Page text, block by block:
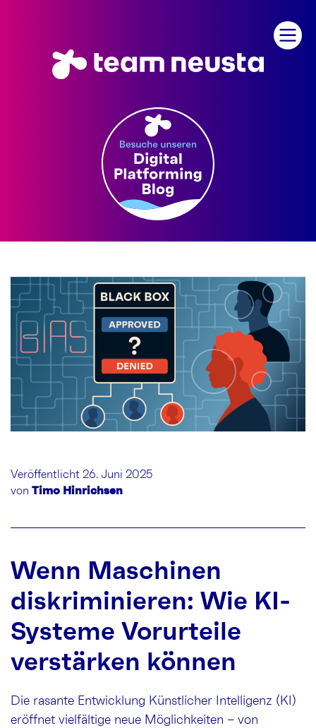
Veröffentlicht 26. Juni 2025
von Timo Hinrichsen
Wenn Maschinen
diskriminieren: Wie KI-
Systeme Vorurteile
verstärken können
Die rasante Entwicklung Künstlicher Intelligenz (KI)
eröffnet vielfältige neue Möglichkeiten – von